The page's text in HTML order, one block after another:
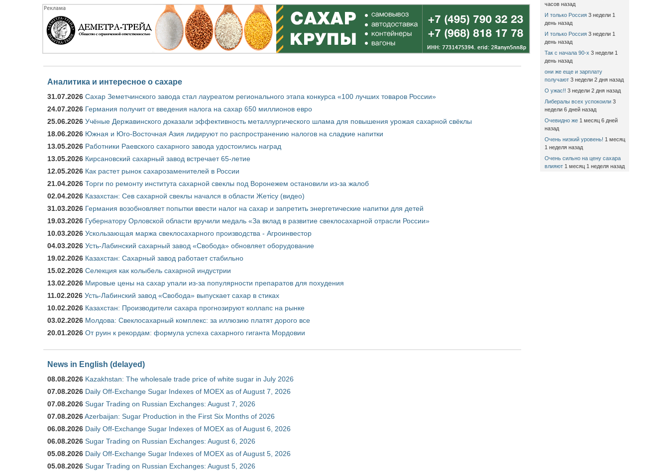
Аналитика и интересное о сахаре
31.07.2026 Сахар Земетчинского завода стал лауреатом регионального этапа конкурса «100 лучших товаров России»
24.07.2026 Германия получит от введения налога на сахар 650 миллионов евро
25.06.2026 Учёные Державинского доказали эффективность металлургического шлама для повышения урожая сахарной свёклы
18.06.2026 Южная и Юго-Восточная Азия лидируют по распространению налогов на сладкие напитки
13.05.2026 Работники Раевского сахарного завода удостоились наград
13.05.2026 Кирсановский сахарный завод встречает 65-летие
12.05.2026 Как растет рынок сахарозаменителей в России
21.04.2026 Торги по ремонту института сахарной свеклы под Воронежем остановили из-за жалоб
02.04.2026 Казахстан: Сев сахарной свеклы начался в области Жетісу (видео)
31.03.2026 Германия возобновляет попытки ввести налог на сахар и запретить энергетические напитки для детей
19.03.2026 Губернатору Орловской области вручили медаль «За вклад в развитие свеклосахарной отрасли России»
10.03.2026 Ускользающая маржа свеклосахарного производства - Агроинвестор
04.03.2026 Усть-Лабинский сахарный завод «Свобода» обновляет оборудование
19.02.2026 Казахстан: Сахарный завод работает стабильно
15.02.2026 Селекция как колыбель сахарной индустрии
13.02.2026 Мировые цены на сахар упали из-за популярности препаратов для похудения
11.02.2026 Усть-Лабинский завод «Свобода» выпускает сахар в стиках
10.02.2026 Казахстан: Производители сахара прогнозируют коллапс на рынке
03.02.2026 Молдова: Свеклосахарный комплекс: за иллюзию платят дорого все
20.01.2026 От руин к рекордам: формула успеха сахарного гиганта Мордовии
News in English (delayed)
08.08.2026 Kazakhstan: The wholesale trade price of white sugar in July 2026
07.08.2026 Daily Off-Exchange Sugar Indexes of MOEX as of August 7, 2026
07.08.2026 Sugar Trading on Russian Exchanges: August 7, 2026
07.08.2026Azerbaijan: Sugar Production in the First Six Months of 2026
06.08.2026 Daily Off-Exchange Sugar Indexes of MOEX as of August 6, 2026
06.08.2026 Sugar Trading on Russian Exchanges: August 6, 2026
05.08.2026 Daily Off-Exchange Sugar Indexes of MOEX as of August 5, 2026
05.08.2026 Sugar Trading on Russian Exchanges: August 5, 2026
часов назад
И только Россия 3 недели 1
день назад
И только Россия 3 недели 1
день назад
Так с начала 90-х 3 недели 1
день назад
они же еще и зарплату
получают 3 недели 2 дня назад
О ужас!! 3 недели 2 дня назад
Либералы всех успокоили 3
недели 6 дней назад
Очевидно же 1 месяц 6 дней
назад
Очень низкий уровень! 1 месяц
1 неделя назад
Очень сильно на цену сахара
влияют 1 месяц 1 неделя назад